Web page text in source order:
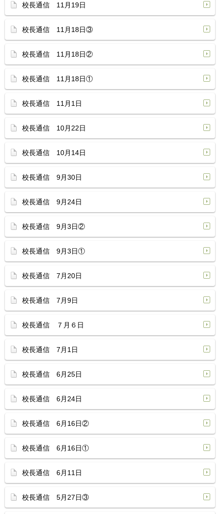
校長通信 11月19日
校長通信 11月18日③
校長通信 11月18日②
校長通信 11月18日①
校長通信 11月1日
校長通信 10月22日
校長通信 10月14日
校長通信 9月30日
校長通信 9月24日
校長通信 9月3日②
校長通信 9月3日①
校長通信 7月20日
校長通信 7月9日
校長通信 ７月６日
校長通信 7月1日
校長通信 6月25日
校長通信 6月24日
校長通信 6月16日②
校長通信 6月16日①
校長通信 6月11日
校長通信 5月27日③